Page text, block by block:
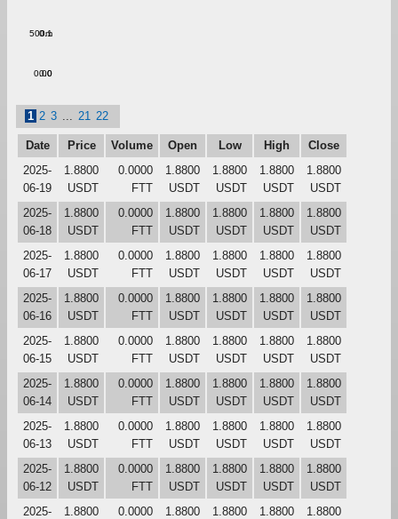
0.0
0.1
0.00
500m
1 2 3 21 22
Date Price Volume Open Low High
Close
2025-
06-19
1.8800
USDT
0.0000
FTT
1.8800
USDT
1.8800
USDT
1.8800
USDT
1.8800
USDT
2025-
06-18
1.8800
USDT
0.0000
FTT
1.8800
USDT
1.8800
USDT
1.8800
USDT
1.8800
USDT
2025-
06-17
1.8800
USDT
0.0000
FTT
1.8800
USDT
1.8800
USDT
1.8800
USDT
1.8800
USDT
2025-
06-16
1.8800
USDT
0.0000
FTT
1.8800
USDT
1.8800
USDT
1.8800
USDT
1.8800
USDT
2025-
06-15
1.8800
USDT
0.0000
FTT
1.8800
USDT
1.8800
USDT
1.8800
USDT
1.8800
USDT
2025-
06-14
1.8800
USDT
0.0000
FTT
1.8800
USDT
1.8800
USDT
1.8800
USDT
1.8800
USDT
2025-
06-13
1.8800
USDT
0.0000
FTT
1.8800
USDT
1.8800
USDT
1.8800
USDT
1.8800
USDT
2025-
06-12
1.8800
USDT
0.0000
FTT
1.8800
USDT
1.8800
USDT
1.8800
USDT
1.8800
USDT
2025-
1.8800
0.0000
1.8800
1.8800
1.8800
1.8800